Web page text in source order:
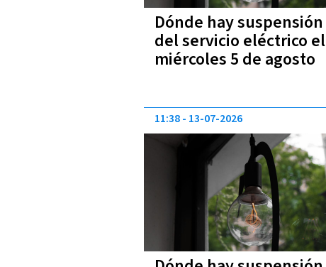
Dónde hay suspensión
del servicio eléctrico el
miércoles 5 de agosto
11:38 13-07-2026